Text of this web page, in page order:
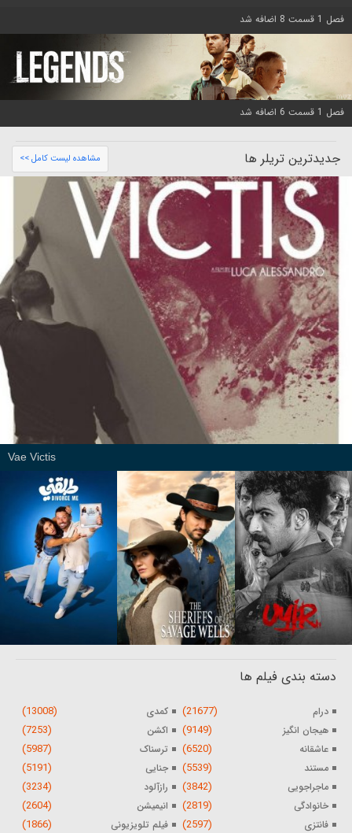
فصل 1 قسمت 8 اضافه شد
فصل 1 قسمت 6 اضافه شد
جدیدترین تریلر ها مشاهده لیست کامل >>
Vae Victis
دسته بندی فیلم ها
درام (21677) کمدی (13008)
هیجان انگیز (9149) اکشن (7253)
عاشقانه (6520) ترسناک (5987)
مستند (5539) جنایی (5191)
ماجراجویی (3842) رازآلود (3234)
خانوادگی (2819) انیمیشن (2604)
فانتزی (2597) فیلم تلویزیونی (1866)